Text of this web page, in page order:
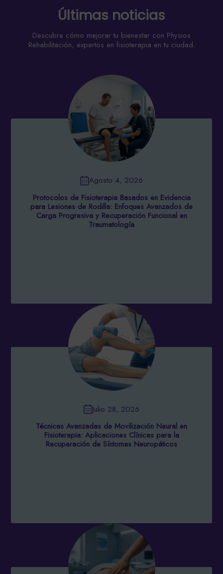
Últimas noticias
Descubre cómo mejorar tu bienestar con Physios
Rehabilitación, expertos en fisioterapia en tu ciudad.
Agosto 4, 2026
Protocolos de Fisioterapia Basados en Evidencia
para Lesiones de Rodilla: Enfoques Avanzados de
Carga Progresiva y Recuperación Funcional en
Traumatología
Julio 28, 2026
Técnicas Avanzadas de Movilización Neural en
Fisioterapia: Aplicaciones Clínicas para la
Recuperación de Síntomas Neuropáticos